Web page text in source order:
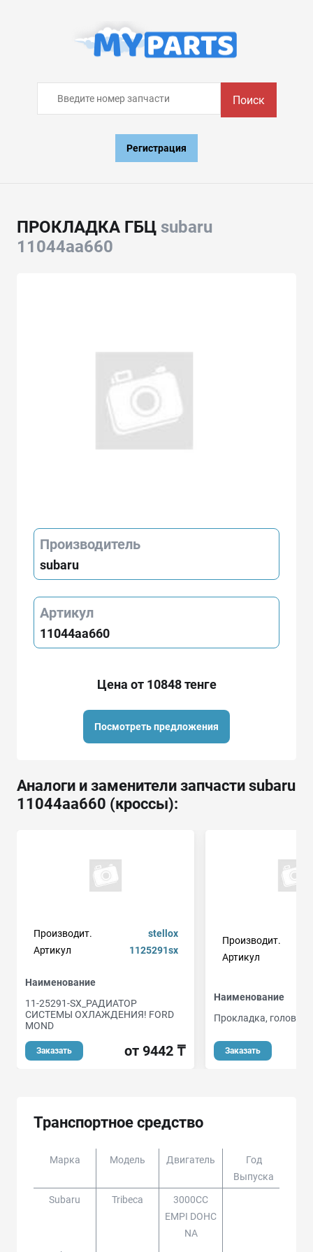
Поиск
Регистрация
ПРОКЛАДКА ГБЦ subaru
11044aa660
Производитель
subaru
Артикул
11044aa660
Цена от 10848 тенге
Посмотреть предложения
Аналоги и заменители запчасти subaru
11044aa660 (кроссы):
Производит.
stellox
Артикул
1125291sx
Наименование
11-25291-SX_РАДИАТОР
СИСТЕМЫ ОХЛАЖДЕНИЯ! FORD
MOND
Заказать от 9442 ₸
Производит.
Артикул
Наименование
Прокладка, головка
Заказать
Транспортное средство
Марка Модель Двигатель
Год
Выпуска
Subaru Tribeca
3000CC
EMPI DOHC
NA